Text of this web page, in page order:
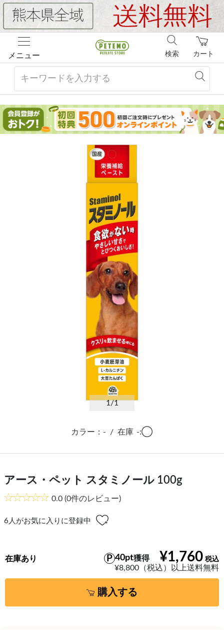
メニュー カート
検索
1/1
カラー：- / 在庫 -:◯
アース・ペット スタミノール 100g
0.0 (0件のレビュー)
6 人がお気に入りに登録中
¥1,760
40pt獲得
¥8,800（税込）以上送料無料
在庫あり
購入する